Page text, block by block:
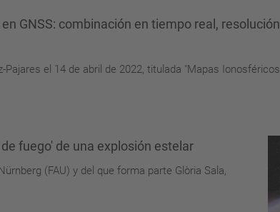
GNSS: combinación en tiempo real, resolución
el 14 de abril de 2022, titulada "Mapas Ionosféricos
fuego' de una explosión estelar
(FAU) y del que forma parte Glòria Sala,